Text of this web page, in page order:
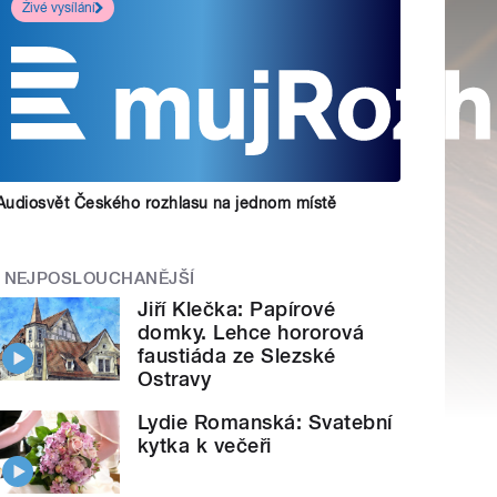
Živé vysílání
Českého rozhlasu na jednom místě
NEJPOSLOUCHANĚJŠÍ
Jiří Klečka: Papírové
domky. Lehce hororová
faustiáda ze Slezské
Ostravy
Lydie Romanská: Svatební
kytka k večeři